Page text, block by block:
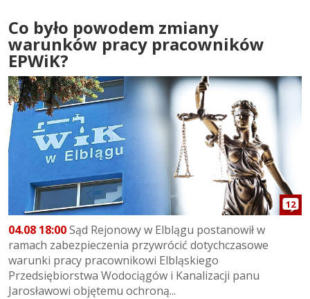
Co było powodem zmiany
warunków pracy pracowników
EPWiK?
12
04.08 18:00Sąd Rejonowy w Elblągu postanowił w
ramach zabezpieczenia przywrócić dotychczasowe
warunki pracy pracownikowi Elbląskiego
Przedsiębiorstwa Wodociągów i Kanalizacji panu
Jarosławowi objętemu ochroną...